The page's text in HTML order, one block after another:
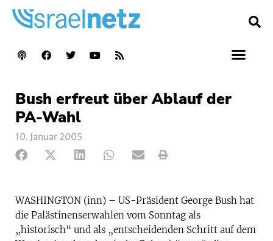
Bush erfreut über Ablauf der
PA-Wahl
10. Januar 2005
WASHINGTON (inn) – US-Präsident George Bush hat
die Palästinenserwahlen vom Sonntag als
„historisch“ und als „entscheidenden Schritt auf dem